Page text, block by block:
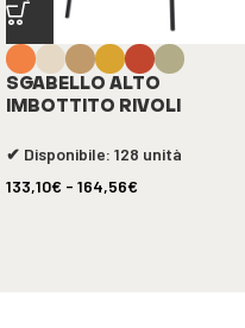
SGABELLO ALTO
IMBOTTITO RIVOLI
✔ Disponibile: 128 unità
133,10€ - 164,56€